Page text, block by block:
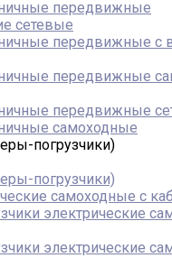
передвижные
сетевые
передвижные с
передвижные
передвижные
самоходные
погрузчики)
погрузчики)
самоходные с
электрические
электрические